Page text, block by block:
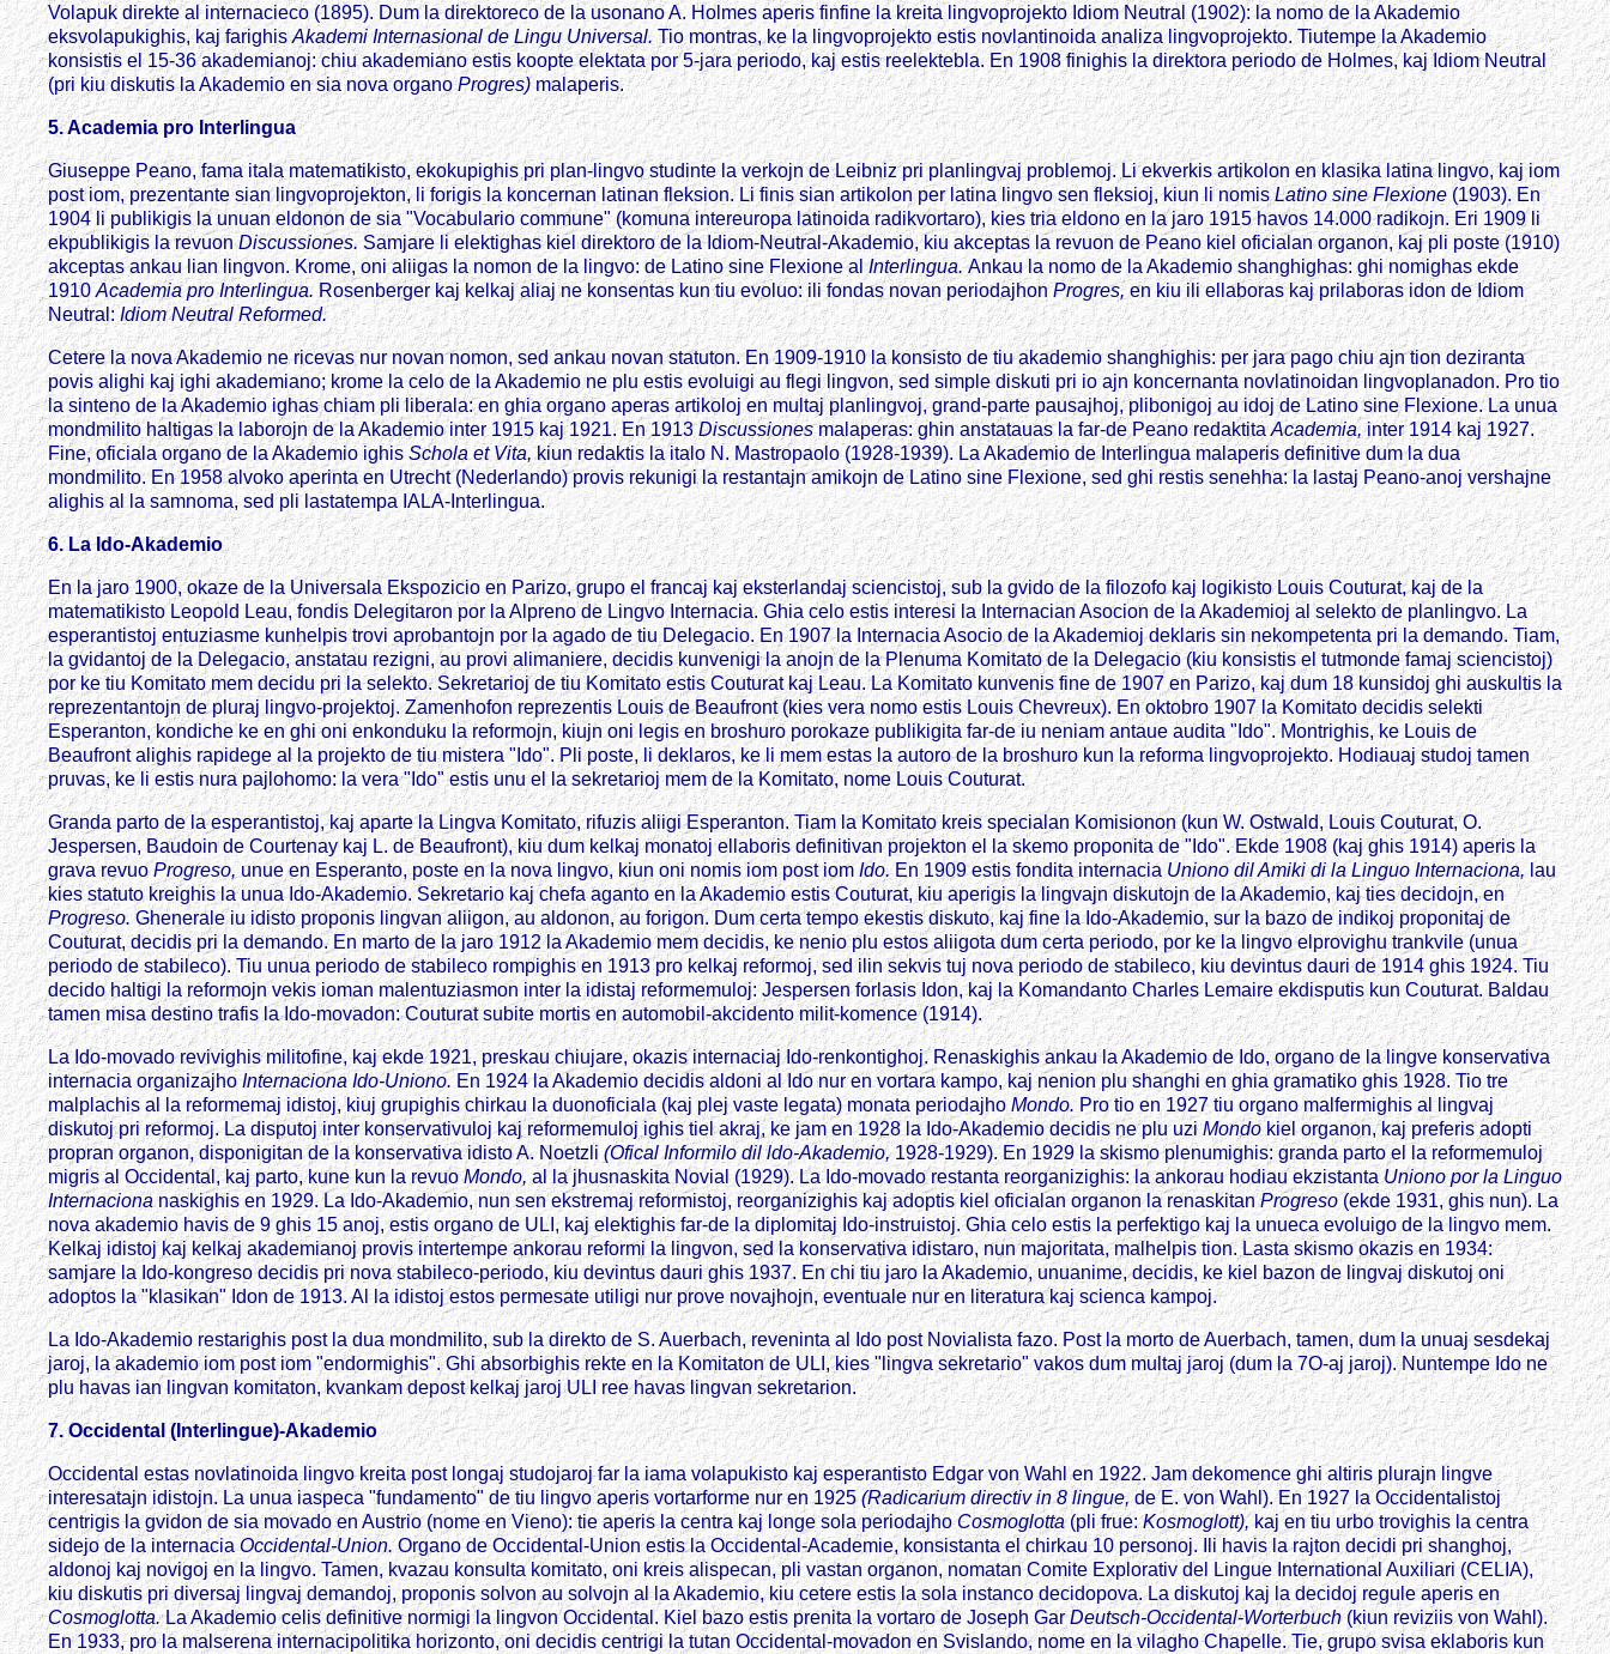
Volapuk direkte al internacieco (1895). Dum la direktoreco de la usonano A. Holmes aperis finfine la kreita lingvoprojekto Idiom Neutral (1902): la nomo de la Akademio
eksvolapukighis, kaj farighisAkademi Internasional de Lingu Universal. Tio montras, ke la lingvoprojekto estis novlantinoida analiza lingvoprojekto. Tiutempe la Akademio
konsistis el 15-36 akademianoj: chiu akademiano estis koopte elektata por 5-jara periodo, kaj estis reelektebla. En 1908 finighis la direktora periodo de Holmes, kaj Idiom Neutral
(pri kiu diskutis la Akademio en sia nova organoProgres)malaperis.
5. Academia pro Interlingua
Giuseppe Peano, fama itala matematikisto, ekokupighis pri plan-lingvo studinte la verkojn de Leibniz pri planlingvaj problemoj. Li ekverkis artikolon en klasika latina lingvo, kaj iom
post iom, prezentante sian lingvoprojekton, li forigis la koncernan latinan fleksion. Li finis sian artikolon per latina lingvo sen fleksioj, kiun li nomis Latino sine Flexione (1903). En
1904 li publikigis la unuan eldonon de sia "Vocabulario commune" (komuna intereuropa latinoida radikvortaro), kies tria eldono en la jaro 1915 havos 14.000 radikojn. Eri 1909 li
ekpublikigis la revuonDiscussiones.Samjare li elektighas kiel direktoro de la Idiom-Neutral-Akademio, kiu akceptas la revuon de Peano kiel oficialan organon, kaj pli poste (1910)
akceptas ankau lian lingvon. Krome, oni aliigas la nomon de la lingvo: de Latino sine Flexione alInterlingua.Ankau la nomo de la Akademio shanghighas: ghi nomighas ekde
1910Academia pro Interlingua.Rosenberger kaj kelkaj aliaj ne konsentas kun tiu evoluo: ili fondas novan periodajhonProgres,en kiu ili ellaboras kaj prilaboras idon de Idiom
Neutral:Idiom Neutral Reformed.
Cetere la nova Akademio ne ricevas nur novan nomon, sed ankau novan statuton. En 1909-1910 la konsisto de tiu akademio shanghighis: per jara pago chiu ajn tion deziranta
povis alighi kaj ighi akademiano; krome la celo de la Akademio ne plu estis evoluigi au flegi lingvon, sed simple diskuti pri io ajn koncernanta novlatinoidan lingvoplanadon. Pro tio
la sinteno de la Akademio ighas chiam pli liberala: en ghia organo aperas artikoloj en multaj planlingvoj, grand-parte pausajhoj, plibonigoj au idoj de Latino sine Flexione. La unua
mondmilito haltigas la laborojn de la Akademio inter 1915 kaj 1921. En 1913Discussionesmalaperas: ghin anstatauas la far-de Peano redaktitaAcademia,inter 1914 kaj 1927.
Fine, oficiala organo de la Akademio ighis Schola et Vita,kiun redaktis la italo N. Mastropaolo (1928-1939). La Akademio de Interlingua malaperis definitive dum la dua
mondmilito. En 1958 alvoko aperinta en Utrecht (Nederlando) provis rekunigi la restantajn amikojn de Latino sine Flexione, sed ghi restis senehha: la lastaj Peano-anoj vershajne
alighis al la samnoma, sed pli lastatempa IALA-Interlingua.
6. La Ido-Akademio
En la jaro 1900, okaze de la Universala Ekspozicio en Parizo, grupo el francaj kaj eksterlandaj sciencistoj, sub la gvido de la filozofo kaj logikisto Louis Couturat, kaj de la
matematikisto Leopold Leau, fondis Delegitaron por la Alpreno de Lingvo Internacia. Ghia celo estis interesi la Internacian Asocion de la Akademioj al selekto de planlingvo. La
esperantistoj entuziasme kunhelpis trovi aprobantojn por la agado de tiu Delegacio. En 1907 la Internacia Asocio de la Akademioj deklaris sin nekompetenta pri la demando. Tiam,
la gvidantoj de la Delegacio, anstatau rezigni, au provi alimaniere, decidis kunvenigi la anojn de la Plenuma Komitato de la Delegacio (kiu konsistis el tutmonde famaj sciencistoj)
por ke tiu Komitato mem decidu pri la selekto. Sekretarioj de tiu Komitato estis Couturat kaj Leau. La Komitato kunvenis fine de 1907 en Parizo, kaj dum 18 kunsidoj ghi auskultis la
reprezentantojn de pluraj lingvo-projektoj. Zamenhofon reprezentis Louis de Beaufront (kies vera nomo estis Louis Chevreux). En oktobro 1907 la Komitato decidis selekti
Esperanton, kondiche ke en ghi oni enkonduku la reformojn, kiujn oni legis en broshuro porokaze publikigita far-de iu neniam antaue audita "Ido". Montrighis, ke Louis de
Beaufront alighis rapidege al la projekto de tiu mistera "Ido". Pli poste, li deklaros, ke li mem estas la autoro de la broshuro kun la reforma lingvoprojekto. Hodiauaj studoj tamen
pruvas, ke li estis nura pajlohomo: la vera "Ido" estis unu el la sekretarioj mem de la Komitato, nome Louis Couturat.
Granda parto de la esperantistoj, kaj aparte la Lingva Komitato, rifuzis aliigi Esperanton. Tiam la Komitato kreis specialan Komisionon (kun W. Ostwald, Louis Couturat, O.
Jespersen, Baudoin de Courtenay kaj L. de Beaufront), kiu dum kelkaj monatoj ellaboris definitivan projekton el la skemo proponita de "Ido". Ekde 1908 (kaj ghis 1914) aperis la
grava revuo Progreso, unue en Esperanto, poste en la nova lingvo, kiun oni nomis iom post iom Ido. En 1909 estis fondita internacia Uniono dil Amiki di la Linguo Internaciona, lau
kies statuto kreighis la unua Ido-Akademio. Sekretario kaj chefa aganto en la Akademio estis Couturat, kiu aperigis la lingvajn diskutojn de la Akademio, kaj ties decidojn, en
Progreso. Ghenerale iu idisto proponis lingvan aliigon, au aldonon, au forigon. Dum certa tempo ekestis diskuto, kaj fine la Ido-Akademio, sur la bazo de indikoj proponitaj de
Couturat, decidis pri la demando. En marto de la jaro 1912 la Akademio mem decidis, ke nenio plu estos aliigota dum certa periodo, por ke la lingvo elprovighu trankvile (unua
periodo de stabileco). Tiu unua periodo de stabileco rompighis en 1913 pro kelkaj reformoj, sed ilin sekvis tuj nova periodo de stabileco, kiu devintus dauri de 1914 ghis 1924. Tiu
decido haltigi la reformojn vekis ioman malentuziasmon inter la idistaj reformemuloj: Jespersen forlasis Idon, kaj la Komandanto Charles Lemaire ekdisputis kun Couturat. Baldau
tamen misa destino trafis la Ido-movadon: Couturat subite mortis en automobil-akcidento milit-komence (1914).
La Ido-movado revivighis militofine, kaj ekde 1921, preskau chiujare, okazis internaciaj Ido-renkontighoj. Renaskighis ankau la Akademio de Ido, organo de la lingve konservativa
internacia organizajhoInternaciona Ido-Uniono. En 1924 la Akademio decidis aldoni al Ido nur en vortara kampo, kaj nenion plu shanghi en ghia gramatiko ghis 1928. Tio tre
malplachis al la reformemaj idistoj, kiuj grupighis chirkau la duonoficiala (kaj plej vaste legata) monata periodajho Mondo. Pro tio en 1927 tiu organo malfermighis al lingvaj
diskutoj pri reformoj. La disputoj inter konservativuloj kaj reformemuloj ighis tiel akraj, ke jam en 1928 la Ido-Akademio decidis ne plu uziMondo kiel organon, kaj preferis adopti
propran organon, disponigitan de la konservativa idisto A. Noetzli (Ofical Informilo dil ldo-Akademio,1928-1929). En 1929 la skismo plenumighis: granda parto el la reformemuloj
migris al Occidental, kaj parto, kune kun la revuoMondo, al la jhusnaskita Novial (1929). La Ido-movado restanta reorganizighis: la ankorau hodiau ekzistantaUniono por la Linguo
Internacionanaskighis en 1929. La Ido-Akademio, nun sen ekstremaj reformistoj, reorganizighis kaj adoptis kiel oficialan organon la renaskitanProgreso(ekde 1931, ghis nun). La
nova akademio havis de 9 ghis 15 anoj, estis organo de ULI, kaj elektighis far-de la diplomitaj Ido-instruistoj. Ghia celo estis la perfektigo kaj la unueca evoluigo de la lingvo mem.
Kelkaj idistoj kaj kelkaj akademianoj provis intertempe ankorau reformi la lingvon, sed la konservativa idistaro, nun majoritata, malhelpis tion. Lasta skismo okazis en 1934:
samjare la Ido-kongreso decidis pri nova stabileco-periodo, kiu devintus dauri ghis 1937. En chi tiu jaro la Akademio, unuanime, decidis, ke kiel bazon de lingvaj diskutoj oni
adoptos la "klasikan" Idon de 1913. Al la idistoj estos permesate utiligi nur prove novajhojn, eventuale nur en literatura kaj scienca kampoj.
La Ido-Akademio restarighis post la dua mondmilito, sub la direkto de S. Auerbach, reveninta al Ido post Novialista fazo. Post la morto de Auerbach, tamen, dum la unuaj sesdekaj
jaroj, la akademio iom post iom "endormighis". Ghi absorbighis rekte en la Komitaton de ULI, kies "lingva sekretario" vakos dum multaj jaroj (dum la 7O-aj jaroj). Nuntempe Ido ne
plu havas ian lingvan komitaton, kvankam depost kelkaj jaroj ULI ree havas lingvan sekretarion.
7. Occidental (Interlingue)-Akademio
Occidental estas novlatinoida lingvo kreita post longaj studojaroj far la iama volapukisto kaj esperantisto Edgar von Wahl en 1922. Jam dekomence ghi altiris plurajn lingve
interesatajn idistojn. La unua iaspeca "fundamento" de tiu lingvo aperis vortarforme nur en 1925(Radicarium directiv in 8 lingue,de E. von Wahl). En 1927 la Occidentalistoj
centrigis la gvidon de sia movado en Austrio (nome en Vieno): tie aperis la centra kaj longe sola periodajhoCosmoglotta(pli frue:Kosmoglott),kaj en tiu urbo trovighis la centra
sidejo de la internaciaOccidental-Union.Organo de Occidental-Union estis la Occidental-Academie, konsistanta el chirkau 10 personoj. Ili havis la rajton decidi pri shanghoj,
aldonoj kaj novigoj en la lingvo. Tamen, kvazau konsulta komitato, oni kreis alispecan, pli vastan organon, nomatan Comite Explorativ del Lingue International Auxiliari (CELIA),
kiu diskutis pri diversaj lingvaj demandoj, proponis solvon au solvojn al la Akademio, kiu cetere estis la sola instanco decidopova. La diskutoj kaj la decidoj regule aperis en
Cosmoglotta.La Akademio celis definitive normigi la lingvon Occidental. Kiel bazo estis prenita la vortaro de Joseph GarDeutsch-Occidental-Worterbuch(kiun reviziis von Wahl).
En 1933, pro la malserena internacipolitika horizonto, oni decidis centrigi la tutan Occidental-movadon en Svislando, nome en la vilagho Chapelle. Tie, grupo svisa eklaboris kun